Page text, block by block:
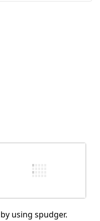
using spudger.